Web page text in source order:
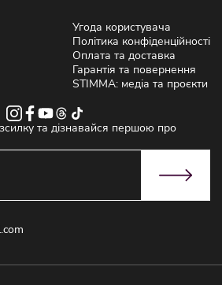
Угода користувача
Політика конфіденційності
Оплата та доставка
Гарантія та повернення
STIMMA: медіа та проєкти
та дізнавайся першою про